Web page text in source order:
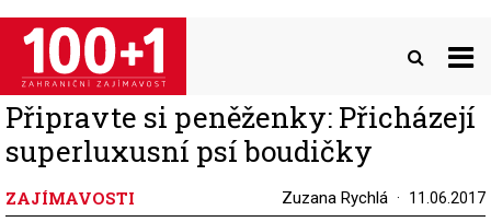
Přejít
hlavnímu
obsahu
Připravte si peněženky: Přicházejí
superluxusní psí boudičky
ZAJÍMAVOSTI Zuzana Rychlá 11.06.2017